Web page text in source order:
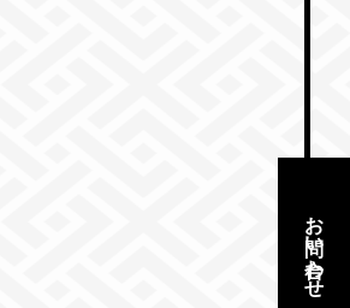
お問い合わせ